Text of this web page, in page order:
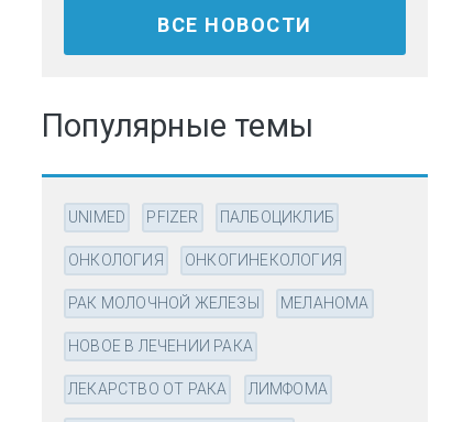
ВСЕ НОВОСТИ
Популярные темы
UNIMED PFIZER ПАЛБОЦИКЛИБ
ОНКОЛОГИЯ ОНКОГИНЕКОЛОГИЯ
РАК МОЛОЧНОЙ ЖЕЛЕЗЫ МЕЛАНОМА
НОВОЕ В ЛЕЧЕНИИ РАКА
ЛЕКАРСТВО ОТ РАКА ЛИМФОМА